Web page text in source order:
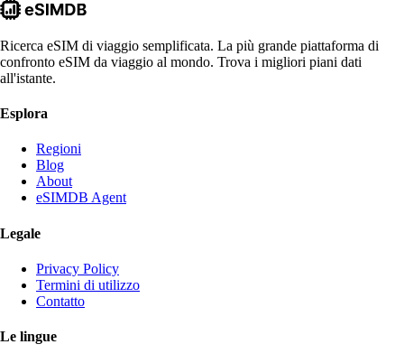
Ricerca eSIM di viaggio semplificata. La più grande piattaforma di
confronto eSIM da viaggio al mondo. Trova i migliori piani dati
all'istante.
Esplora
Regioni
Blog
About
eSIMDB Agent
Legale
Privacy Policy
Termini di utilizzo
Contatto
Le lingue